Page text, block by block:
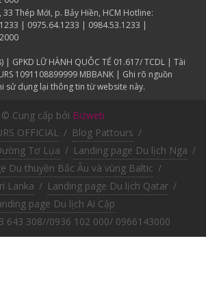
33 Thép Mới, p. Bảy Hiền, HCM Hotline:
| 0975.64.1233 | 0984.53.1233 |
| GPKD LỮ HÀNH QUÔC TẾ 01.617/ TCDL | Tài
1091108899999 MBBANK | Ghi rõ nguồn
sử dụng lại thông tin từ website này.
© Cung cấp bởi Bizweb
OFFICIAL
/ Blog Pattours /
Tơ Lụa / Landing page Du lịch Nga /
Du thuyền Bắc Âu và vùng Baltic /
Lanka / Landing page Du lịch Qatar /
page Du lịch Ai Cập
643 308//0936 102 000/ 0966143000